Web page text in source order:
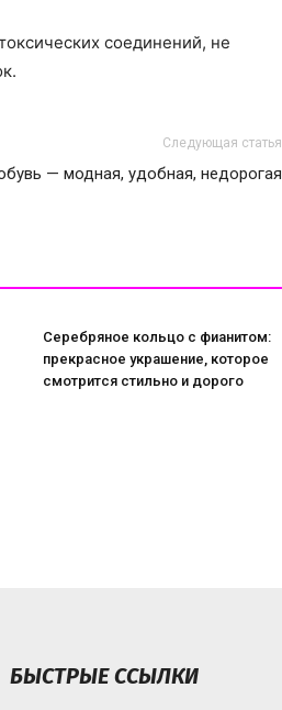
соединений, не
Следующая статья
— модная, удобная, недорогая
Серебряное кольцо с фианитом:
прекрасное украшение, которое
смотрится стильно и дорого
БЫСТРЫЕ ССЫЛКИ